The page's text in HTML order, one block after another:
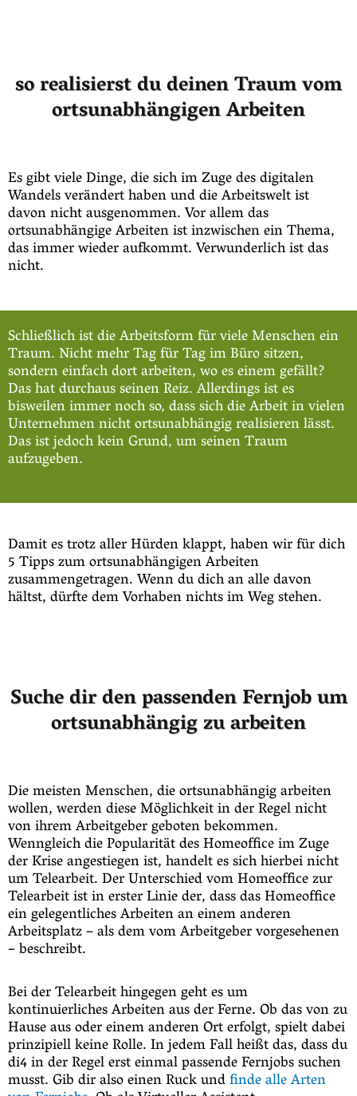
so realisierst du deinen Traum vom
ortsunabhängigen Arbeiten
Es gibt viele Dinge, die sich im Zuge des digitalen
Wandels verändert haben und die Arbeitswelt ist
davon nicht ausgenommen. Vor allem das
ortsunabhängige Arbeiten ist inzwischen ein Thema,
das immer wieder aufkommt. Verwunderlich ist das
nicht.
Schließlich ist die Arbeitsform für viele Menschen ein
Traum. Nicht mehr Tag für Tag im Büro sitzen,
sondern einfach dort arbeiten, wo es einem gefällt?
Das hat durchaus seinen Reiz. Allerdings ist es
bisweilen immer noch so, dass sich die Arbeit in vielen
Unternehmen nicht ortsunabhängig realisieren lässt.
Das ist jedoch kein Grund, um seinen Traum
aufzugeben.
Damit es trotz aller Hürden klappt, haben wir für dich
5 Tipps zum ortsunabhängigen Arbeiten
zusammengetragen. Wenn du dich an alle davon
hältst, dürfte dem Vorhaben nichts im Weg stehen.
Suche dir den passenden Fernjob um
ortsunabhängig zu arbeiten
Die meisten Menschen, die ortsunabhängig arbeiten
wollen, werden diese Möglichkeit in der Regel nicht
von ihrem Arbeitgeber geboten bekommen.
Wenngleich die Popularität des Homeoffice im Zuge
der Krise angestiegen ist, handelt es sich hierbei nicht
um Telearbeit. Der Unterschied vom Homeoffice zur
Telearbeit ist in erster Linie der, dass das Homeoffice
ein gelegentliches Arbeiten an einem anderen
Arbeitsplatz – als dem vom Arbeitgeber vorgesehenen
– beschreibt.
Bei der Telearbeit hingegen geht es um
kontinuierliches Arbeiten aus der Ferne. Ob das von zu
Hause aus oder einem anderen Ort erfolgt, spielt dabei
prinzipiell keine Rolle. In jedem Fall heißt das, dass du
di4 in der Regel erst einmal passende Fernjobs suchen
musst. Gib dir also einen Ruck undfinde alle Arten